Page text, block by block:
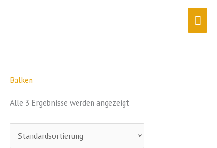
Balken
Alle 3 Ergebnisse werden angezeigt